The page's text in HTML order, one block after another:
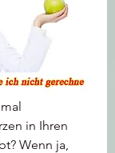
in Ihren
Wenn ja,